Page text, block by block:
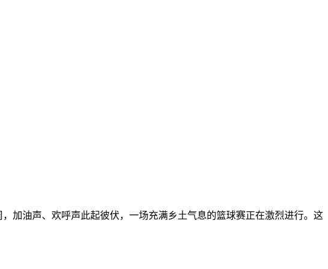
加油声、欢呼声此起彼伏，一场充满乡土气息的篮球赛正在激烈进行。这